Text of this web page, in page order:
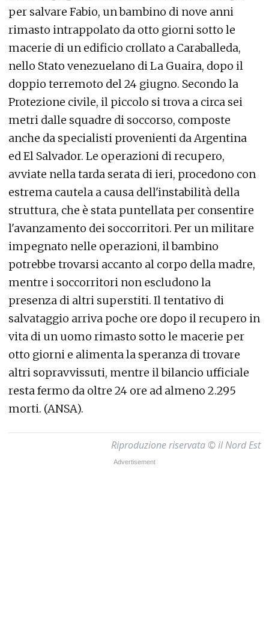
per salvare Fabio, un bambino di nove anni
rimasto intrappolato da otto giorni sotto le
macerie di un edificio crollato a Caraballeda,
nello Stato venezuelano di La Guaira, dopo il
doppio terremoto del 24 giugno. Secondo la
Protezione civile, il piccolo si trova a circa sei
metri dalle squadre di soccorso, composte
anche da specialisti provenienti da Argentina
ed El Salvador. Le operazioni di recupero,
avviate nella tarda serata di ieri, procedono con
estrema cautela a causa dell'instabilità della
struttura, che è stata puntellata per consentire
l'avanzamento dei soccorritori. Per un militare
impegnato nelle operazioni, il bambino
potrebbe trovarsi accanto al corpo della madre,
mentre i soccorritori non escludono la
presenza di altri superstiti. Il tentativo di
salvataggio arriva poche ore dopo il recupero in
vita di un uomo rimasto sotto le macerie per
otto giorni e alimenta la speranza di trovare
altri sopravvissuti, mentre il bilancio ufficiale
resta fermo da oltre 24 ore ad almeno 2.295
morti. (ANSA).
Riproduzione riservata © il Nord Est